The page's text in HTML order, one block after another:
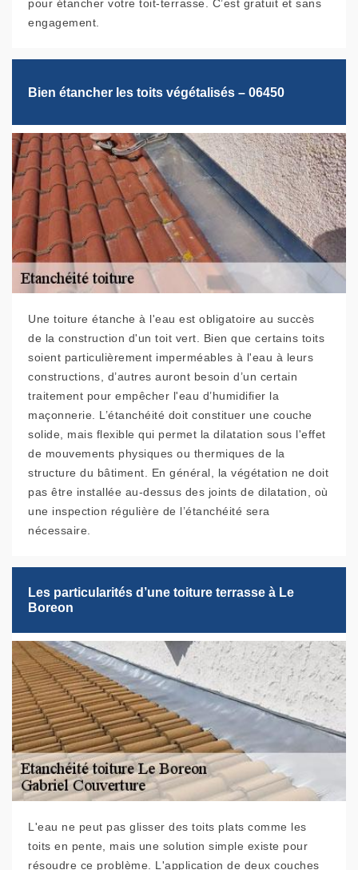
pour étancher votre toit-terrasse. C’est gratuit et sans
engagement.
Bien étancher les toits végétalisés – 06450
Une toiture étanche à l'eau est obligatoire au succès
de la construction d'un toit vert. Bien que certains toits
soient particulièrement imperméables à l'eau à leurs
constructions, d’autres auront besoin d’un certain
traitement pour empêcher l'eau d’humidifier la
maçonnerie. L’étanchéité doit constituer une couche
solide, mais flexible qui permet la dilatation sous l'effet
de mouvements physiques ou thermiques de la
structure du bâtiment. En général, la végétation ne doit
pas être installée au-dessus des joints de dilatation, où
une inspection régulière de l’étanchéité sera
nécessaire.
Les particularités d’une toiture terrasse à Le
Boreon
L'eau ne peut pas glisser des toits plats comme les
toits en pente, mais une solution simple existe pour
résoudre ce problème. L'application de deux couches